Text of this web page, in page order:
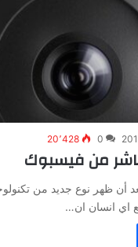
0 20٬428
من فيسبوك
أن ظهر نوع جديد من
اي انسان ان…